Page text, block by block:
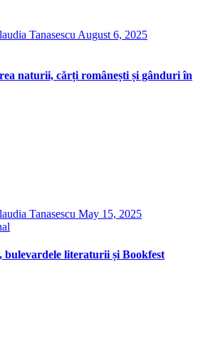
Tanasescu August 6, 2025
naturii, cărți românești și gânduri în
Tanasescu May 15, 2025
literaturii și Bookfest